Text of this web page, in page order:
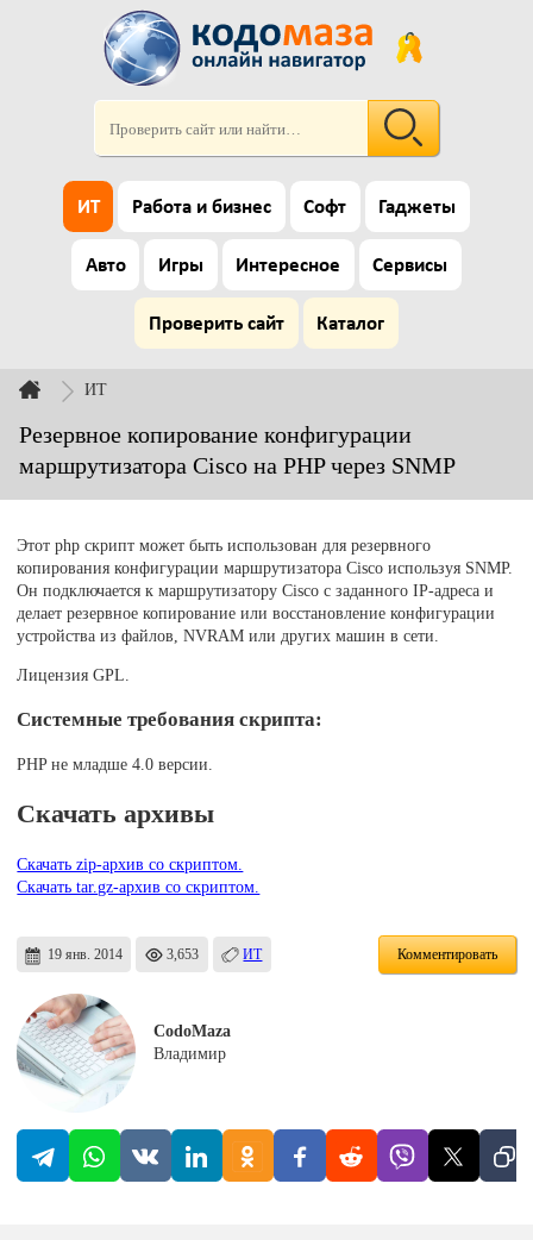
ИТ Работа и бизнес Софт Гаджеты
Авто Игры Интересное Сервисы
Проверить сайт Каталог
ИТ
Резервное копирование конфигурации
маршрутизатора Cisco на PHP через SNMP
Этот php скрипт может быть использован для резервного
копирования конфигурации маршрутизатора Cisco используя SNMP.
Он подключается к маршрутизатору Cisco с заданного IP-адреса и
делает резервное копирование или восстановление конфигурации
устройства из файлов, NVRAM или других машин в сети.
Лицензия GPL.
Системные требования скрипта:
PHP не младше 4.0 версии.
Скачать архивы
Скачать zip-архив со скриптом.
Скачать tar.gz-архив со скриптом.
19 янв. 2014 3,653 ИТ Комментировать
CodoMaza
Владимир